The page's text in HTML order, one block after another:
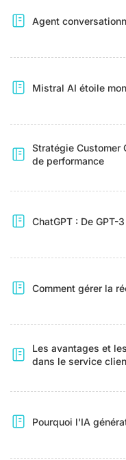
Agent
Mistral AI étoile
Stratégie Customer
de performance
ChatGPT : De GPT-
Comment gérer la
Les avantages et
dans le service
Pourquoi l'IA